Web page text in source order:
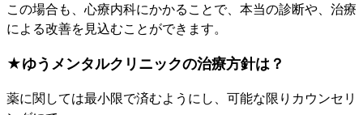
この場合も、心療内科にかかることで、本当の診断や、治療
による改善を見込むことができます。
★ゆうメンタルクリニックの治療方針は？
薬に関しては最小限で済むようにし、可能な限りカウンセリ